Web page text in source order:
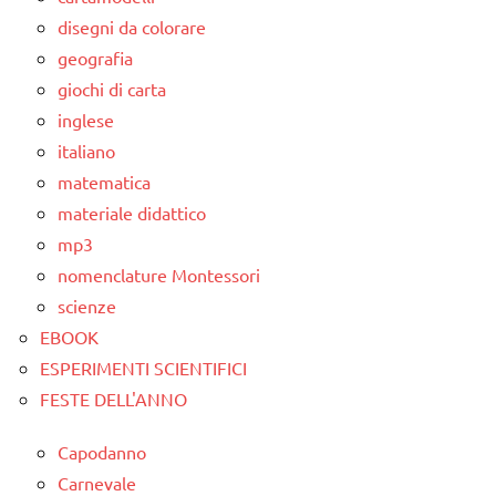
ARTICOLI
MONTESSORI
scrivere
e
leggere
TUTTI GLI
ARGOMENTI
PER ETA'
TUTTI GLI
ARTICOLI
disegni da colorare
geografia
giochi di carta
inglese
italiano
matematica
materiale didattico
mp3
nomenclature Montessori
scienze
EBOOK
ESPERIMENTI SCIENTIFICI
FESTE DELL'ANNO
Capodanno
Carnevale